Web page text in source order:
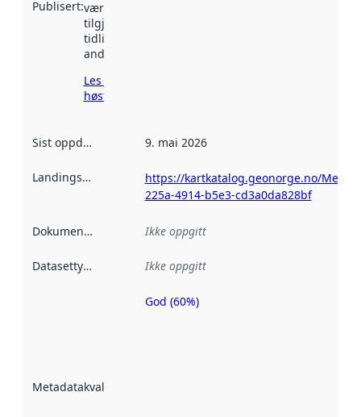
Publisert:vært
tilgjengelig
tidligere
andre steder.
Les mer om
høsting her
Sist oppdatert 9. mai 2026
Landingsside
https://kartkatalog.geonorge.no/
225a-4914-b5e3-cd3a0da828bf
Dokumentasjon Ikke oppgitt
Datasettype Ikke oppgitt
Metadatakvalitet
Metadatakvalitet
God (60%)